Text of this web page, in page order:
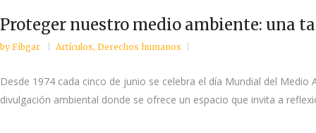
Proteger nuestro medio ambiente: una
by Fibgar Artículos, Derechos humanos
Desde 1974 cada cinco de junio se celebra el día Mundial del
divulgación ambiental donde se ofrece un espacio que invita a